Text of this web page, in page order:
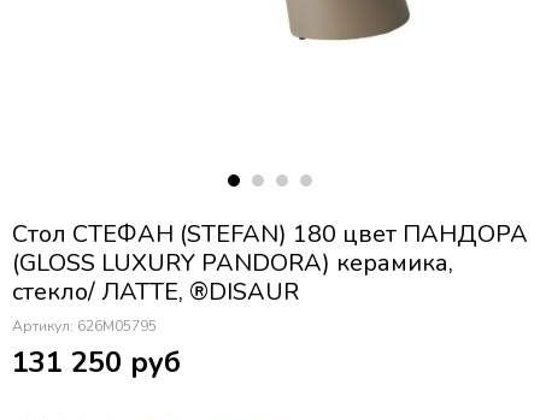
Стол СТЕФАН (STEFAN) 180 цвет ПАНДОРА
(GLOSS LUXURY PANDORA) керамика,
стекло/ ЛАТТЕ, ®DISAUR
Артикул: 626М05795
131 250 руб